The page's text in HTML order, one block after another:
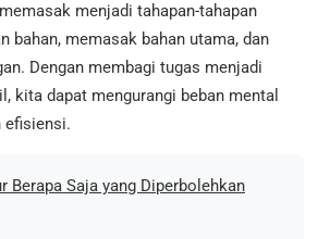
menjadi tahapan-tahapan
bahan, memasak bahan utama, dan
Dengan membagi tugas menjadi
kita dapat mengurangi beban mental
efisiensi.
Berapa Saja yang Diperbolehkan